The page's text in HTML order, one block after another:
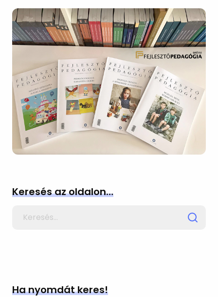
Keresés az oldalon…
Ha nyomdát keres!